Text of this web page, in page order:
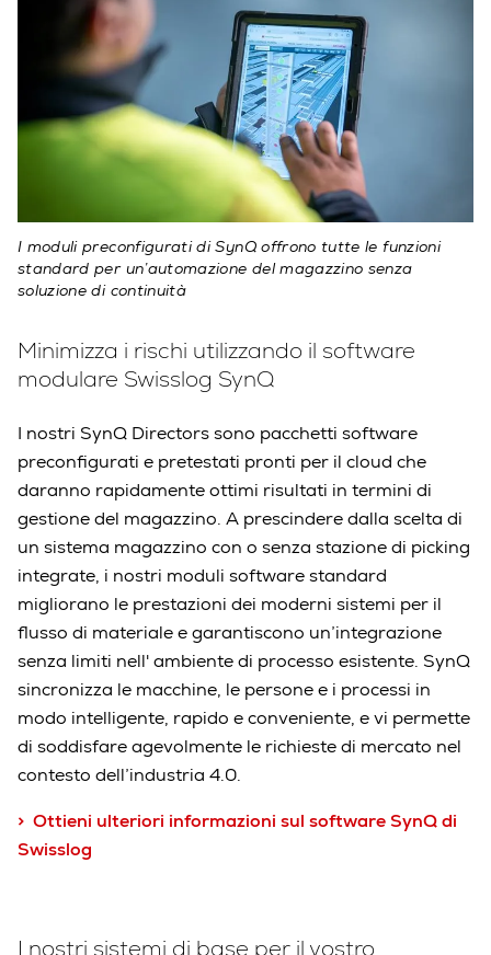
I moduli preconfigurati di SynQ offrono tutte le funzioni
standard per un’automazione del magazzino senza
soluzione di continuità
Minimizza i rischi utilizzando il software
modulare Swisslog SynQ
I nostri SynQ Directors sono pacchetti software
preconfigurati e pretestati pronti per il cloud che
daranno rapidamente ottimi risultati in termini di
gestione del magazzino. A prescindere dalla scelta di
un sistema magazzino con o senza stazione di picking
integrate, i nostri moduli software standard
migliorano le prestazioni dei moderni sistemi per il
flusso di materiale e garantiscono un’integrazione
senza limiti nell' ambiente di processo esistente. SynQ
sincronizza le macchine, le persone e i processi in
modo intelligente, rapido e conveniente, e vi permette
di soddisfare agevolmente le richieste di mercato nel
contesto dell’industria 4.0.
> Ottieni ulteriori informazioni sul software SynQ di
Swisslog
I nostri sistemi di base per il vostro